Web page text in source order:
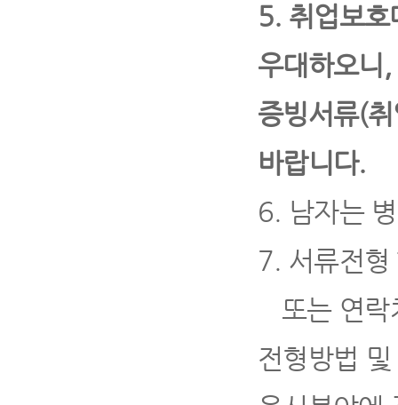
5. 취업보호
우대하오니 ,
증빙서류(
바랍니다.
6. 남자는
7. 서류전
또는 연
전형방법